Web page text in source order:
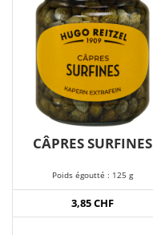
CÂPRES SURFINES
Poids égoutté : 125 g
3,85 CHF